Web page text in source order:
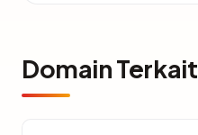
Domain Terkait